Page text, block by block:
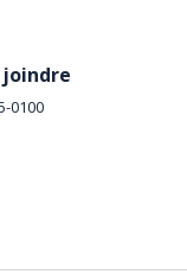
joindre
0100